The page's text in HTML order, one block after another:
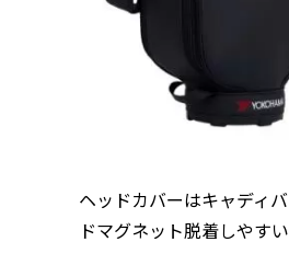
ヘッドカバーはキャディ
ドマグネット脱着しやす